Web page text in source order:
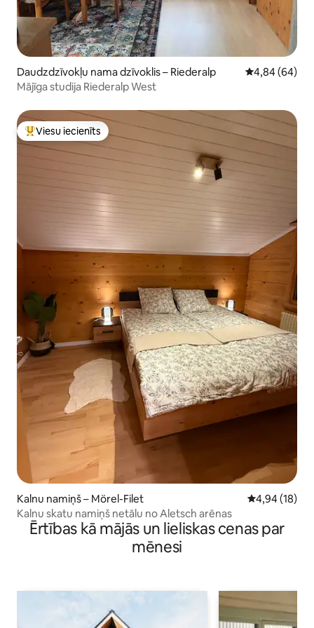
Daudzdzīvokļu nama dzīvoklis – Riederalp Vidējais
4,84 (64)
Mājīga studija Riederalp West
Populārs viesu iecienīts mājoklis
Viesu iecienīts
Kalnu namiņš – Mörel-Filet Vidējais
4,94 (18)
Kalnu skatu namiņš netālu no Aletsch arēnas
Ērtības kā mājās un lieliskas cenas par
mēnesi